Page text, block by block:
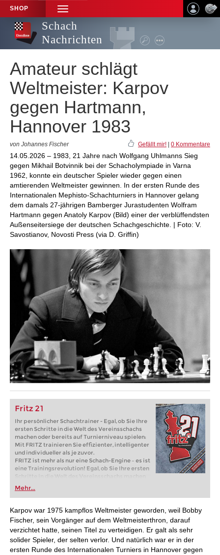
SHOP
TOGGLE
NAVIGATION
Schach
Nachrichten
Amateur schlägt
Weltmeister: Karpov
gegen Hartmann,
Hannover 1983
von Johannes Fischer Gefällt mir! 0 Kommentare
14.05.2026 – 1983, 21 Jahre nach Wolfgang Uhlmanns Sieg
gegen Mikhail Botvinnik bei der Schacholympiade in Varna
1962, konnte ein deutscher Spieler wieder gegen einen
amtierenden Weltmeister gewinnen. In der ersten Runde des
Internationalen Mephisto-Schachturniers in Hannover gelang
dem damals 27-jährigen Bamberger Jurastudenten Wolfram
Hartmann gegen Anatoly Karpov (Bild) einer der verblüffendsten
Außenseitersiege der deutschen Schachgeschichte. | Foto: V.
Savostianov, Novosti Press (via D. Griffin)
Fritz 21
Ihr persönlicher Schachtrainer - Egal, ob Sie Ihre
ersten Schritte in die Welt des Vereinsschachs
machen oder bereits auf Turnierniveau spielen:
Mit FRITZ trainieren Sie effizienter, intelligenter
und individueller als je zuvor.
FRITZ ist mehr als nur eine Schach-Engine – es ist
eine Trainingsrevolution! Egal, ob Sie Ihre ersten
Schritte in die Welt des Vereinsschachs machen
oder bereits auf Turnierniveau spielen: Mit
FRITZ trainieren Sie effizienter, intelligenter und
individueller als je zuvor.
Mehr...
Karpov war 1975 kampflos Weltmeister geworden, weil Bobby
Fischer, sein Vorgänger auf dem Weltmeisterthron, darauf
verzichtet hatte, seinen Titel zu verteidigen. Er galt als sehr
solider Spieler, der selten verlor. Und natürlich war er in der
ersten Runde des Internationalen Turniers in Hannover gegen